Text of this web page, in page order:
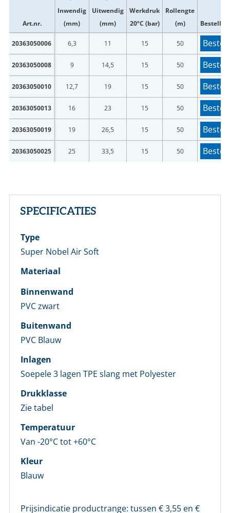
Art.nr.
Inwendig
(mm)
Uitwendig
(mm)
Werkdruk
20ºC (bar)
Rollengte
(m)
Bestellen
20363050006 6,3 11 15 50 Bestel
20363050008 9 14,5 15 50 Bestel
20363050010 12,7 19 15 50 Bestel
20363050013 16 23 15 50 Bestel
20363050019 19 26,5 15 50 Bestel
20363050025 25 33,5 15 50 Bestel
SPECIFICATIES
Type
Super Nobel Air Soft
Materiaal
Binnenwand
PVC zwart
Buitenwand
PVC Blauw
Inlagen
Soepele 3 lagen TPE slang met Polyester
Drukklasse
Zie tabel
Temperatuur
Van -20°C tot +60°C
Kleur
Blauw
Prijsindicatie productrange: tussen €3,55 en €
E-mailadres *
Wachtwoord *
Wachtwoord vergeten?
Nog geen account bij ons?